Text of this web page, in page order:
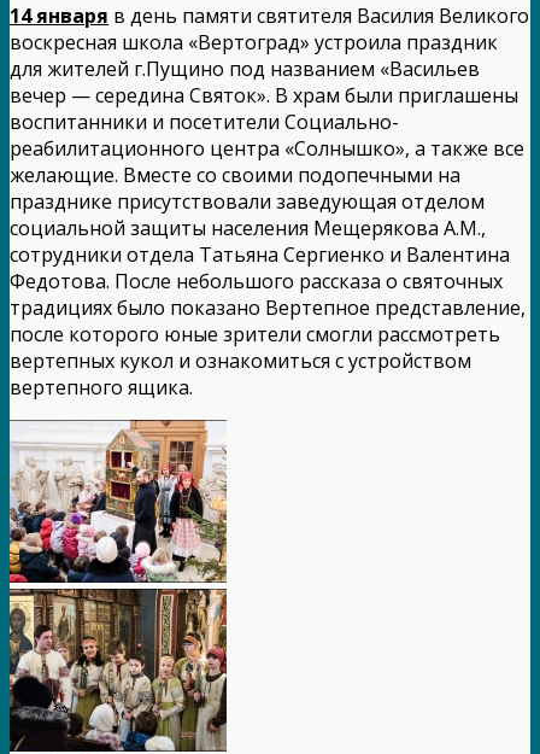
14 января в день памяти святителя Василия Великого
воскресная школа «Вертоград» устроила праздник
для жителей г.Пущино под названием «Васильев
вечер — середина Святок». В храм были приглашены
воспитанники и посетители Социально-
реабилитационного центра «Солнышко», а также все
желающие. Вместе со своими подопечными на
празднике присутствовали заведующая отделом
социальной защиты населения Мещерякова А.М.,
сотрудники отдела Татьяна Сергиенко и Валентина
Федотова. После небольшого рассказа о святочных
традициях было показано Вертепное представление,
после которого юные зрители смогли рассмотреть
вертепных кукол и ознакомиться с устройством
вертепного ящика.